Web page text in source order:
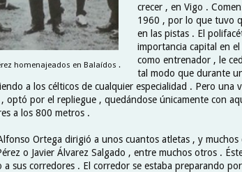
homenajeados en Balaídos .
crecer , en Vigo .
1960 , por lo que tuvo
en las pistas . El
importancia capital en
como entrenador , le
tal modo que durante
a los célticos de cualquier especialidad . Pero una
optó por el repliegue , quedándose únicamente con
a los 800 metros .
Ortega dirigió a unos cuantos atletas , y
o Javier Álvarez Salgado , entre muchos otros .
sus corredores . El corredor se estaba preparando